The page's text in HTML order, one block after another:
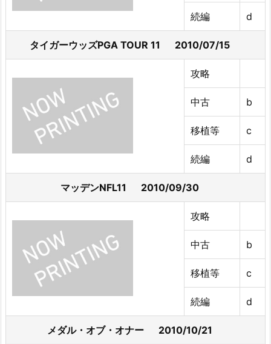
続編 d
タイガーウッズPGA TOUR 11 2010/07/15
攻略
中古 b
移植等 c
続編 d
マッデンNFL11 2010/09/30
攻略
中古 b
移植等 c
続編 d
メダル・オブ・オナー 2010/10/21